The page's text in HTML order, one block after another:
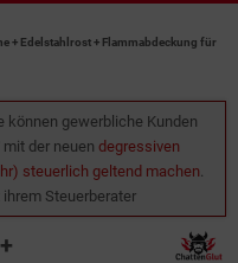
+ Edelstahlrost + Flammabdeckung für
können gewerbliche Kunden
der neuen degressiven
steuerlich geltend machen.
Steuerberater